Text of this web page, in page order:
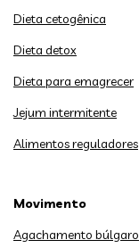
Dieta cetogênica
Dieta detox
Dieta para emagrecer
Jejum intermitente
Alimentos reguladores
Movimento
Agachamento búlgaro